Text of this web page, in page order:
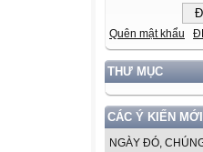
Quên mật khẩu
THƯ MỤC
CÁC Ý KIẾN
NGÀY ĐÓ,